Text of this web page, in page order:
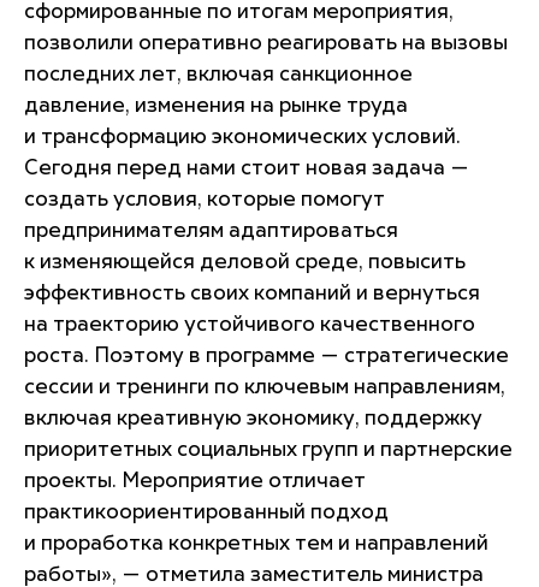
сформированные по итогам мероприятия,
позволили оперативно реагировать на вызовы
последних лет, включая санкционное
давление, изменения на рынке труда
и трансформацию экономических условий.
Сегодня перед нами стоит новая задача —
создать условия, которые помогут
предпринимателям адаптироваться
к изменяющейся деловой среде, повысить
эффективность своих компаний и вернуться
на траекторию устойчивого качественного
роста. Поэтому в программе — стратегические
сессии и тренинги по ключевым направлениям,
включая креативную экономику, поддержку
приоритетных социальных групп и партнерские
проекты. Мероприятие отличает
практикоориентированный подход
и проработка конкретных тем и направлений
работы», — отметила заместитель министра